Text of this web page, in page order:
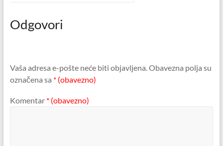
Odgovori
Vaša adresa e-pošte neće biti objavljena.Obavezna polja su
označena sa * (obavezno)
Komentar * (obavezno)